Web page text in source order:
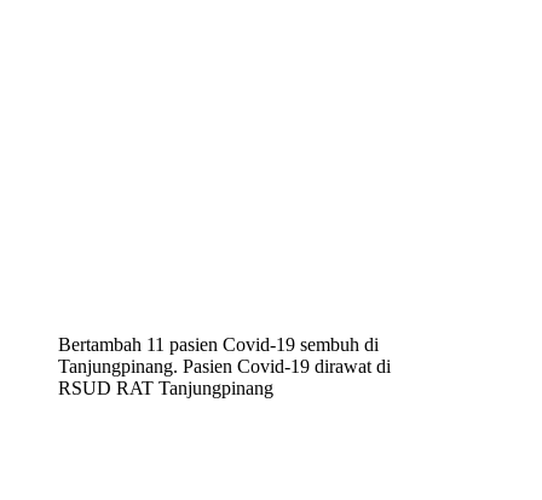
Bertambah 11 pasien Covid-19 sembuh di
Tanjungpinang. Pasien Covid-19 dirawat di
RSUD RAT Tanjungpinang